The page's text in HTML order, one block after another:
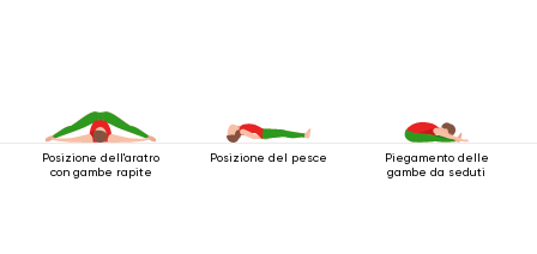
Posizione dell'aratro
con gambe rapite
Posizione del pesce
Piegamento delle
gambe da seduti